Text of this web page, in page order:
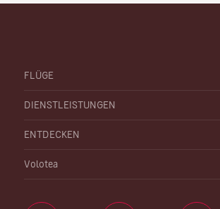
FLÜGE
DIENSTLEISTUNGEN
ENTDECKEN
Volotea